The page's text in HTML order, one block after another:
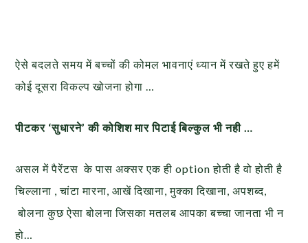
ऐसे बदलते समय में बच्चों की कोमल भावनाएं ध्यान में रखते हुए हमें
कोई दूसरा विकल्प खोजना होगा …
पीटकर ‘सुधारने’ की कोशिश मार पिटाई बिल्कुल भी नही …
असल में पैरेंटस के पास अक्सर एक ही option होती है वो होती है
चिल्लाना , चांटा मारना, आखें दिखाना, मुक्का दिखाना, अपशब्द,
बोलना कुछ ऐसा बोलना जिसका मतलब आपका बच्चा जानता भी न
हो…